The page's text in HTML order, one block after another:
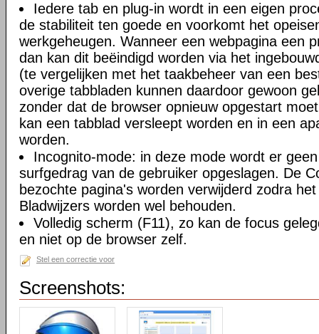
Iedere tab en plug-in wordt in een eigen
de stabiliteit ten goede en voorkomt het
werkgeheugen. Wanneer een webpagina een
dan kan dit beëindigd worden via het
(te vergelijken met het taakbeheer van een
overige tabbladen kunnen daardoor gewoon
zonder dat de browser opnieuw opgestart
kan een tabblad versleept worden en in een
worden.
Incognito-mode: in deze mode wordt er
surfgedrag van de gebruiker opgeslagen. De
bezochte pagina's worden verwijderd zodra
Bladwijzers worden wel behouden.
Volledig scherm (F11), zo kan de focus
en niet op de browser zelf.
Stel een correctie voor
Screenshots: